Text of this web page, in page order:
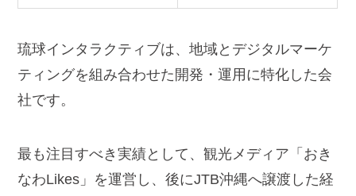
琉球インタラクティブは、地域とデジタルマーケ
ティングを組み合わせた開発・運用に特化した会
社です。
最も注目すべき実績として、観光メディア「おき
なわLikes」を運営し、後にJTB沖縄へ譲渡した経